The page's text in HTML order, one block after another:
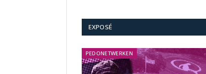
EXPOSÉ
PEDONETWERKEN